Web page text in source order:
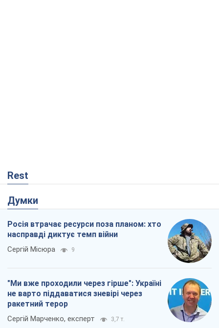
Rest
Думки
Росія втрачає ресурси поза планом: хто
насправді диктує темп війни
Сергій Місюра 9
"Ми вже проходили через гірше": Україні
не варто піддаватися зневірі через
ракетний терор
Сергій Марченко, експерт 3,7 т.